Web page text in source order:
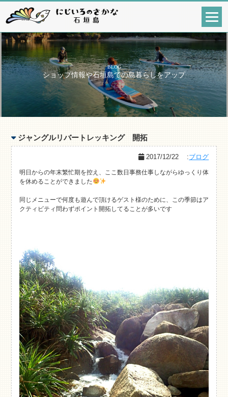
BLOG
ショップ情報や石垣島での島暮らしをアップ
ジャングルリバートレッキング 開拓
2017/12/22 :ブログ
明日からの年末繁忙期を控え、ここ数日事務仕事しながらゆっくり体
を休めることができました
同じメニューで何度も遊んで頂けるゲスト様のために、この季節はア
クティビティ問わずポイント開拓してることが多いです